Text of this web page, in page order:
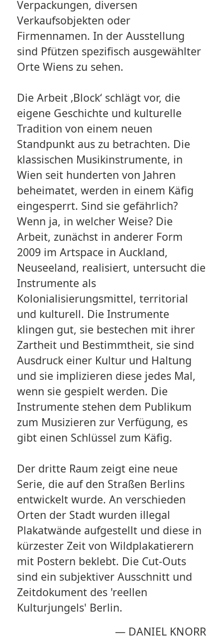
Verpackungen, diversen
Verkaufsobjekten oder
Firmennamen. In der Ausstellung
sind Pfützen spezifisch ausgewählter
Orte Wiens zu sehen.
Die Arbeit ‚Block‘ schlägt vor, die
eigene Geschichte und kulturelle
Tradition von einem neuen
Standpunkt aus zu betrachten. Die
klassischen Musikinstrumente, in
Wien seit hunderten von Jahren
beheimatet, werden in einem Käfig
eingesperrt. Sind sie gefährlich?
Wenn ja, in welcher Weise? Die
Arbeit, zunächst in anderer Form
2009 im Artspace in Auckland,
Neuseeland, realisiert, untersucht die
Instrumente als
Kolonialisierungsmittel, territorial
und kulturell. Die Instrumente
klingen gut, sie bestechen mit ihrer
Zartheit und Bestimmtheit, sie sind
Ausdruck einer Kultur und Haltung
und sie implizieren diese jedes Mal,
wenn sie gespielt werden. Die
Instrumente stehen dem Publikum
zum Musizieren zur Verfügung, es
gibt einen Schlüssel zum Käfig.
Der dritte Raum zeigt eine neue
Serie, die auf den Straßen Berlins
entwickelt wurde. An verschieden
Orten der Stadt wurden illegal
Plakatwände aufgestellt und diese in
kürzester Zeit von Wildplakatierern
mit Postern beklebt. Die Cut-Outs
sind ein subjektiver Ausschnitt und
Zeitdokument des 'reellen
Kulturjungels' Berlin.
— DANIEL KNORR